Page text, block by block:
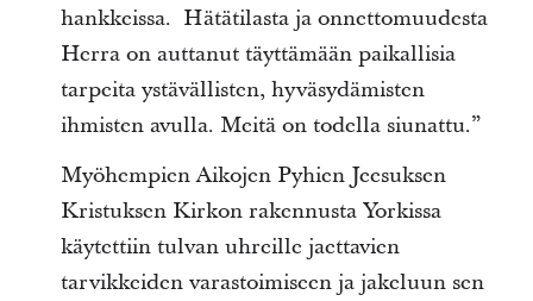
hankkeissa. Hätätilasta ja onnettomuudesta
Herra on auttanut täyttämään paikallisia
tarpeita ystävällisten, hyväsydämisten
ihmisten avulla. Meitä on todella siunattu.”
Myöhempien Aikojen Pyhien Jeesuksen
Kristuksen Kirkon rakennusta Yorkissa
käytettiin tulvan uhreille jaettavien
tarvikkeiden varastoimiseen ja jakeluun sen